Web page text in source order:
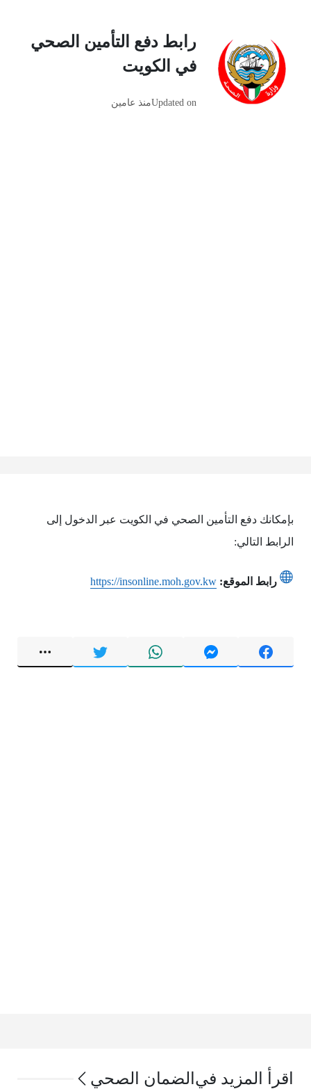
رابط دفع التأمين الصحي
في الكويت
Updated onمنذ عامين
بإمكانك دفع التأمين الصحي في الكويت عبر الدخول إلى
الرابط التالي:
رابط الموقع: https://insonline.moh.gov.kw
اقرأ المزيد في الضمان الصحي